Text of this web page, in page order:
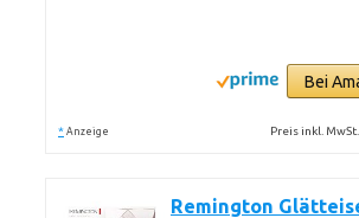
Bei
* Anzeige Preis inkl.
Remington